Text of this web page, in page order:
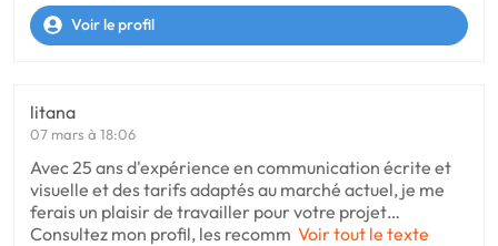
Voir le profil
litana
07 mars à 18:06
Avec 25 ans d'expérience en communication écrite et
visuelle et des tarifs adaptés au marché actuel, je me
ferais un plaisir de travailler pour votre projet…
Consultez mon profil, les recomm Voir tout le texte